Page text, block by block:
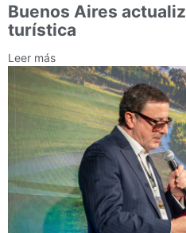
Buenos Aires
turística
Leer más